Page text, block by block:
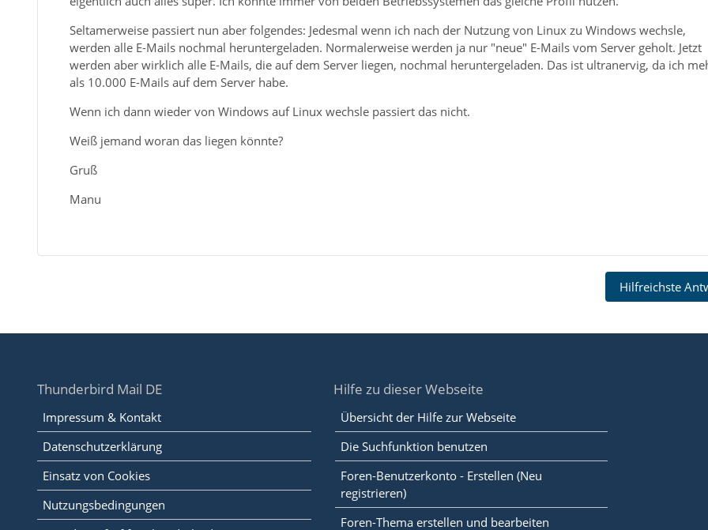
Seltamerweise passiert nun aber folgendes: Jedesmal wenn ich nach der Nutzung von Linux zu Windows wechsle,
werden alle E-Mails nochmal heruntergeladen. Normalerweise werden ja nur "neue" E-Mails vom Server geholt. Jetzt
werden aber wirklich alle E-Mails, die auf dem Server liegen, nochmal heruntergeladen. Das ist ultranervig, da ich
als 10.000 E-Mails auf dem Server habe.
Wenn ich dann wieder von Windows auf Linux wechsle passiert das nicht.
Weiß jemand woran das liegen könnte?
Gruß
Manu
Hilfreichste
Thunderbird Mail DE
Impressum & Kontakt
Datenschutzerklärung
Einsatz von Cookies
Nutzungsbedingungen
Hilfe zu dieser Webseite
Übersicht der Hilfe zur Webseite
Die Suchfunktion benutzen
Foren-Benutzerkonto - Erstellen (Neu
registrieren)
Foren-Thema erstellen und bearbeiten